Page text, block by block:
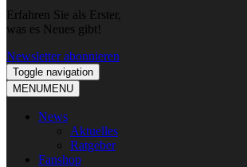
Erfahren Sie als Erster,
was es Neues gibt!
Newsletter abonnieren
Toggle navigation
MENUMENU
News
Aktuelles
Ratgeber
Fanshop